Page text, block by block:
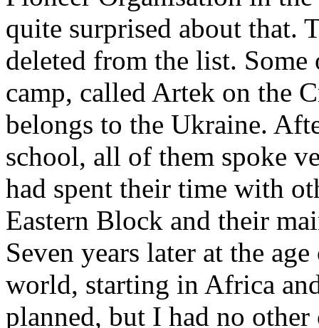
quite surprised about that.
deleted from the list. Some
camp, called Artek on the
belongs to the Ukraine.
school, all of them spoke
had spent their time with
Eastern Block and their
Seven years later at the
world, starting in Africa
planned, but I had no